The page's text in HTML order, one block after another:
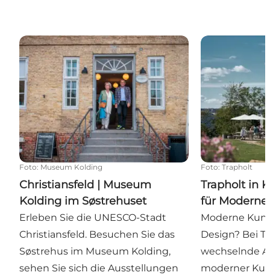
Christiansfeld | Museum Kolding im Søstrehuset
Foto: Museum Kolding
Christiansfeld | Museum
Kolding im Søstrehuset
Erleben Sie die UNESCO-Stadt
Christiansfeld. Besuchen Sie das
Søstrehus im Museum Kolding,
sehen Sie sich die Ausstellungen
Trapholt in
Foto: Trapholt
Trapholt in
für
Moderne
Design? Bei
wechselnde
moderner